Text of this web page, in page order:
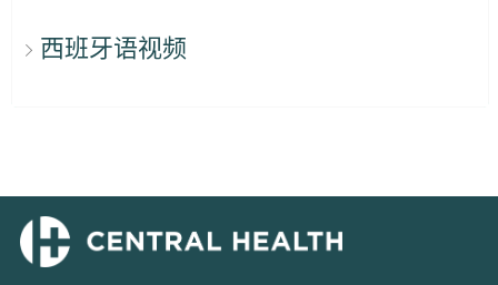
西班牙语视频